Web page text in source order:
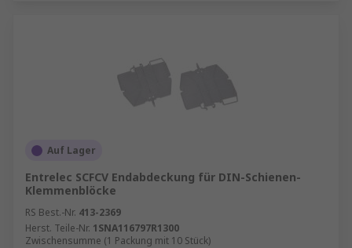
Auf Lager
Entrelec SCFCV Endabdeckung für DIN-Schienen-
Klemmenblöcke
RS Best.-Nr. 413-2369
Herst. Teile-Nr. 1SNA116797R1300
Zwischensumme (1 Packung mit 10 Stück)